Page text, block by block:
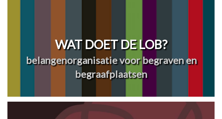
WAT DOET DE LOB?
belangenorganisatie voor begraven en
begraafplaatsen